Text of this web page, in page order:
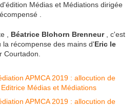
Médias et Médiations dirigée
.
, Béatrice Blohorn Brenneur
, c'est
la récompense des mains d'Eric le
Courtadon.